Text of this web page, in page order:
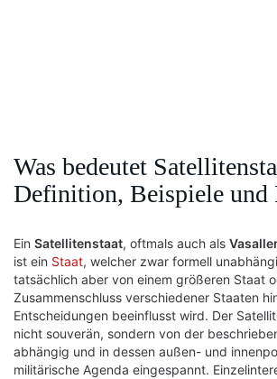
Was bedeutet
Definition, Beispiele und
Ein Satellitenstaat, oftmals auch als
ist ein Staat, welcher zwar formell
tatsächlich aber von einem größeren Staat
Zusammenschluss verschiedener Staaten
Entscheidungen beeinflusst wird. Der
nicht souverän, sondern von der
abhängig und in dessen außen- und
militärische Agenda eingespannt.